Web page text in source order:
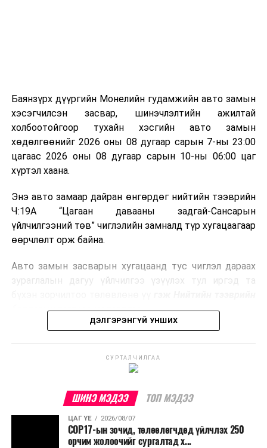
болон дулааны эрчим хүч үйлдвэрлэхэд ашиглаж
болдог. Зарим технологийн хувьд шаталтын дараа
үлдэх үнснээс фосфор зэрэг ашигт эрдсийг сэргээн
авах боломжтой аж.
Япон, Герман, Швейцар, Нидерланд, Өмнөд Солонгос
зэрэг улс лаг хатаах, шатаах технологийг ашиглаж
байна. Тухайлбал, Германд лаг шатаах үйлдвэрээс
гарсан үнснээс фосфор сэргээн авах технологи
ашигладаг бол Нидерландад төвлөрсөн лаг
боловсруулах үйлдвэрүүдээр дулаан, цахилгаан
Ийнхүү лаг хатаах, шатаах технологийг лагийн
улсад өргөн ашиглаж байна.
Баянзүрх дүүргийн Монелийн гудамжийн авто замын
хэсэгчилсэн засвар, шинэчлэлтийн ажилтай
холбоотойгоор тухайн хэсгийн авто замын
хөдөлгөөнийг 2026 оны 08 дугаар сарын 7-ны 23:00
цагаас 2026 оны 08 дугаар сарын 10-ны 06:00 цаг
хүртэл хаана.
Энэ авто замаар дайран өнгөрдөг нийтийн тээврийн
Ч:19А “Цагаан давааны задгай-Сансарын
үйлчилгээний төв” чиглэлийн замналд түр хугацаагаар
өөрчлөлт орж байна.
Авто замын засварын хугацаанд тус чиглэл дараах
зураглалын дагуу үйлчилгээ үзүүлэх тул иргэд та
бодлогын газраас мэдээллээ.
ДЭЛГЭРЭНГҮЙ УНШИХ
СУРТАЛЧИЛГАА
ШИНЭ МЭДЭЭ ТОП МЭДЭЭ
ЦАГ ҮЕ 2026/08/07
COP17-ын зочид, төлөөлөгчдөд үйлчлэх 250
орчим жолоочийг сургалтад х...